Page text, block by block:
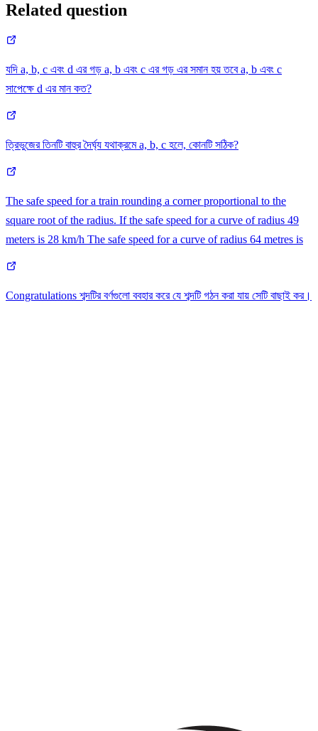
Related question
যদি a, b, c এবং d এর গড় a, b এবং c এর গড় এর সমান হয় তবে a, b এবং c
সাপেক্ষে d এর মান কত?
ত্রিভুজের তিনটি বাহুর দৈর্ঘ্য যথাক্রমে a, b, c হলে, কোনটি সঠিক?
The safe speed for a train rounding a corner proportional to the
square root of the radius. If the safe speed for a curve of radius 49
meters is 28 km/h The safe speed for a curve of radius 64 metres is
Congratulations শব্দটির বর্ণগুলো ববহার করে যে শব্দটি গঠন করা যায় সেটি বাছাই কর।